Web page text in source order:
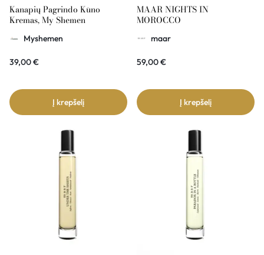
Kanapių Pagrindo Kūno
Kremas, My Shemen
Myshemen
39,00€
Į krepšelį
MAAR NIGHTS IN
MOROCCO
maar
59,00€
Į krepšelį